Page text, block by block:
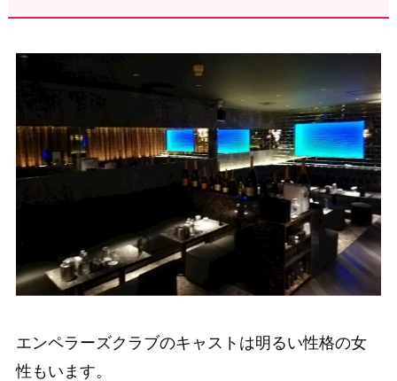
エンペラーズクラブのキャストは明るい性格の女
性もいます。